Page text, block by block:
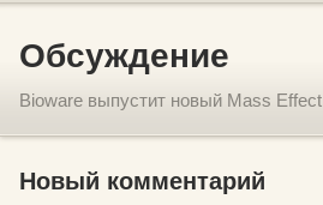
Обсуждение
Bioware выпустит новый Mass Effect
Новый комментарий